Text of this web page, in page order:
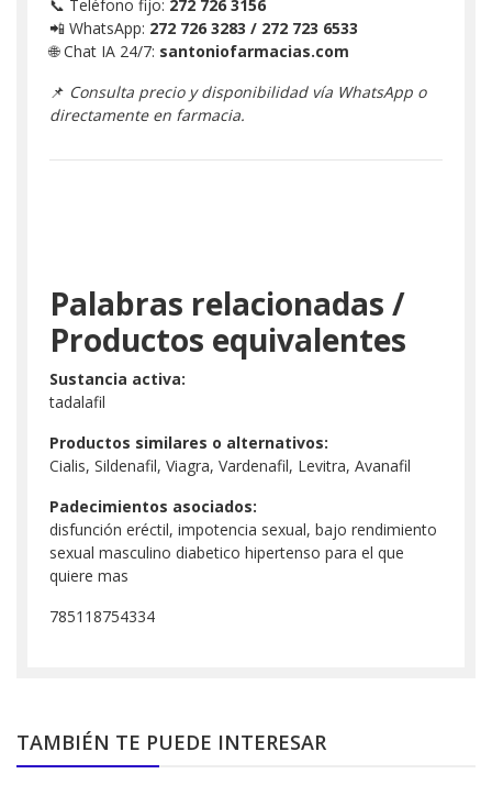
📞 Teléfono fijo: 272 726 3156
📲 WhatsApp: 272 726 3283 / 272 723 6533
🌐 Chat IA 24/7: santoniofarmacias.com
📌 Consulta precio y disponibilidad vía WhatsApp o
directamente en farmacia.
Palabras relacionadas /
Productos equivalentes
Sustancia activa:
tadalafil
Productos similares o alternativos:
Cialis, Sildenafil, Viagra, Vardenafil, Levitra, Avanafil
Padecimientos asociados:
disfunción eréctil, impotencia sexual, bajo rendimiento
sexual masculino diabetico hipertenso para el que
quiere mas
785118754334
TAMBIÉN TE PUEDE INTERESAR